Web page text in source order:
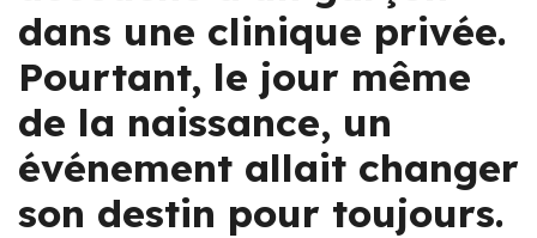
dans une clinique privée.
Pourtant, le jour même
de la naissance, un
événement allait changer
son destin pour toujours.